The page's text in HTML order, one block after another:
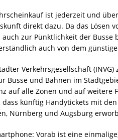
ist jederzeit und
direkt dazu. Da das Lösen
zur Pünktlichkeit der Busse
auch von dem
Verkehrsgesellschaft
Busse und Bahnen im
auf alle Zonen und auf weitere
künftig Handytickets mit
Nürnberg und Augsburg
Vorab ist eine